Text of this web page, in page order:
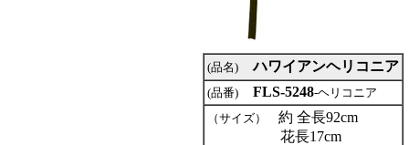
(品名) ハワイアンヘリコニア
(品番) FLS-5248-ヘリコニア
（サイズ） 約 全長92cm
花長17cm